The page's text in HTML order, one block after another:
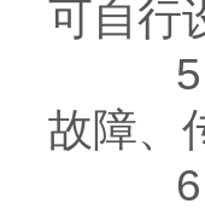
可自行
5.
故障、
6.